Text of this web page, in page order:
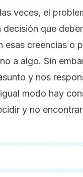
veces, el
decisión que
esas creencias o
a algo. Sin
y nos
modo hay
y no
fueron